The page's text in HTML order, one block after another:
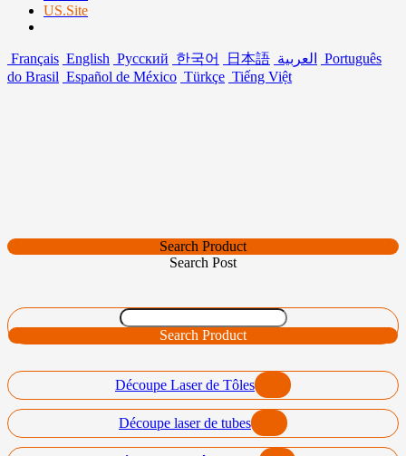
US.Site
Français English Русский 한국어 日本語 العربية
Português
do Brasil Español de México Türkçe Tiếng Việt
Search Product
Search Post
Search Product
Découpe Laser de Tôles
Découpe laser de tubes